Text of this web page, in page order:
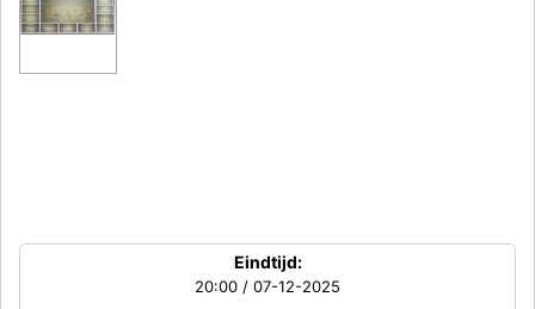
Eindtijd:
20:00 / 07-12-2025